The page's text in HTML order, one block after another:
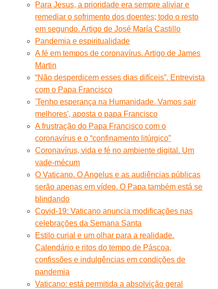
Para Jesus, a prioridade era sempre aliviar e
remediar o sofrimento dos doentes; todo o resto
em segundo. Artigo de José María Castillo
Pandemia e espiritualidade
A fé em tempos de coronavírus. Artigo de James
Martin
“Não desperdicem esses dias difíceis”. Entrevista
com o Papa Francisco
'Tenho esperança na Humanidade. Vamos sair
melhores', aposta o papa Francisco
A frustração do Papa Francisco com o
coronavírus e o “confinamento litúrgico”
Coronavírus, vida e fé no ambiente digital. Um
vade-mécum
O Vaticano. O Angelus e as audiências públicas
serão apenas em vídeo. O Papa também está se
blindando
Covid-19: Vaticano anuncia modificações nas
celebrações da Semana Santa
Estilo curial e um olhar para a realidade.
Calendário e ritos do tempo de Páscoa,
confissões e indulgências em condições de
pandemia
Vaticano: está permitida a absolvição geral